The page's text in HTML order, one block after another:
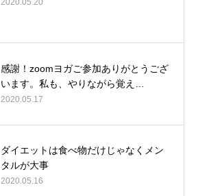
感謝！zoomヨガご参加ありがとうござ
います。私も、やりながら覚え…
2020.05.17
ダイエットは食べ物だけじゃなくメン
タルが大事
2020.05.16